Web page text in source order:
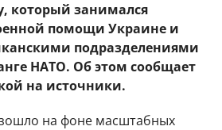
который занимался
помощи Украине и
подразделениями
НАТО. Об этом сообщает
на источники.
на фоне масштабных